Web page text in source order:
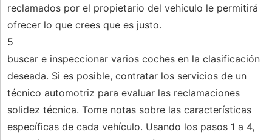
reclamados por el propietario del vehículo le permitirá
ofrecer lo que crees que es justo.
5
buscar e inspeccionar varios coches en la clasificación
deseada. Si es posible, contratar los servicios de un
técnico automotriz para evaluar las reclamaciones
solidez técnica. Tome notas sobre las características
específicas de cada vehículo. Usando los pasos 1 a 4,